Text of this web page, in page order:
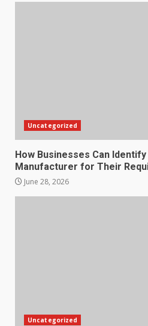
Uncategorized
How Businesses Can
Manufacturer for Their
June 28, 2026
Uncategorized